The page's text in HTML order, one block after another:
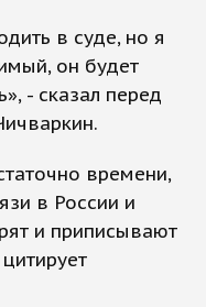
в суде, но я
он будет
- сказал перед
времени,
в России и
и приписывают